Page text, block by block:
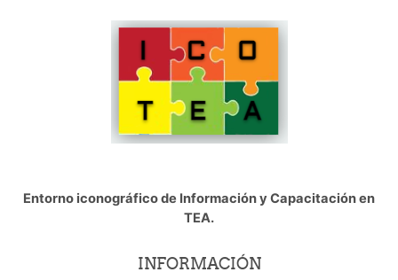
Entorno iconográfico de Información y Capacitación en
TEA.
INFORMACIÓN